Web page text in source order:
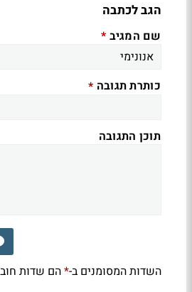
הגב לכתבה
שם המגיב *
כותרת תגובה *
תוכן התגובה
השדות המסומנים ב-*הם שדות